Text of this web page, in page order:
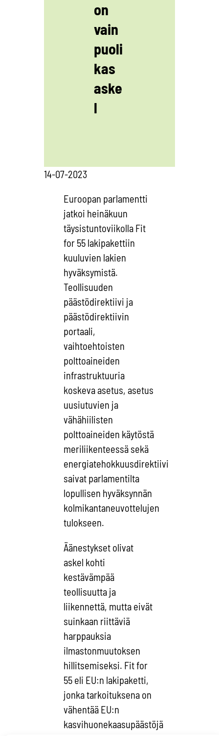
on
vain
puoli
kas
aske
l
14-07-2023
Euroopan parlamentti
jatkoi heinäkuun
täysistuntoviikolla Fit
for 55 lakipakettiin
kuuluvien lakien
hyväksymistä.
Teollisuuden
päästödirektiivi ja
päästödirektiivin
portaali,
vaihtoehtoisten
polttoaineiden
infrastruktuuria
koskeva asetus, asetus
uusiutuvien ja
vähähiilisten
polttoaineiden käytöstä
meriliikenteessä sekä
energiatehokkuusdirektiivi
saivat parlamentilta
lopullisen hyväksynnän
kolmikantaneuvottelujen
tulokseen.
Äänestykset olivat
askel kohti
kestävämpää
teollisuutta ja
liikennettä, mutta eivät
suinkaan riittäviä
harppauksia
ilmastonmuutoksen
hillitsemiseksi. Fit for
55 eli EU:n lakipaketti,
jonka tarkoituksena on
vähentää EU:n
kasvihuonekaasupäästöjä